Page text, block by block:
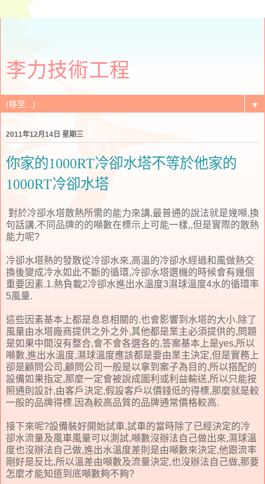
李力技術工程
▼
2011年12月14日 星期三
你家的1000RT冷卻水塔不等於他家的
1000RT冷卻水塔
對於冷卻水塔散熱所需的能力來講,最普通的說法就是幾噸,換
句話講,不同品牌的的噸數在標示上可能一樣,,但是實際的散熱
能力呢?
冷卻水塔熱的發散從冷卻水來,高溫的冷卻水經過和風做熱交
換後變成冷水如此不斷的循環,冷卻水塔選機的時候會有幾個
重要因素.1.熱負載2冷卻水進出水溫度3濕球溫度4水的循環率
5風量.
這些因素基本上都是息息相關的.也會影響到水塔的大小.除了
風量由水塔廠商提供之外之外,其他都是業主必須提供的,問題
是如果中間沒有整合,會不會各選各的,答案基本上是yes,所以
噸數,進出水溫度,濕球溫度應該都是要由業主決定,但是實務上
卻是顧問公司,顧問公司一般是以拿到案子為目的,所以搭配的
設備如果指定,那麼一定會被說成圖利或利益輸送,所以只能按
照通則設計,由客戶決定,假設客戶以價錢低的得標,那麼就是較
一般的品牌得標.因為較高品質的品牌通常價格較高.
接下來呢?設備裝好開始試車,試車的當時除了已經決定的冷
卻水流量及風車風量可以測試,噸數沒辦法自己做出來,濕球溫
度也沒辦法自己做,進出水溫度差則是由噸數來決定,他跟流率
剛好是反比,所以溫差由噸數及流量決定,也沒辦法自己做,那要
怎麼才能知道到底噸數夠不夠?